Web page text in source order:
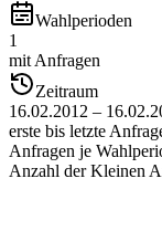
Wahlperioden
1
mit Anfragen
Zeitraum
16.02.2012 –
erste bis letzte
Anfragen je
Anzahl der Kleinen